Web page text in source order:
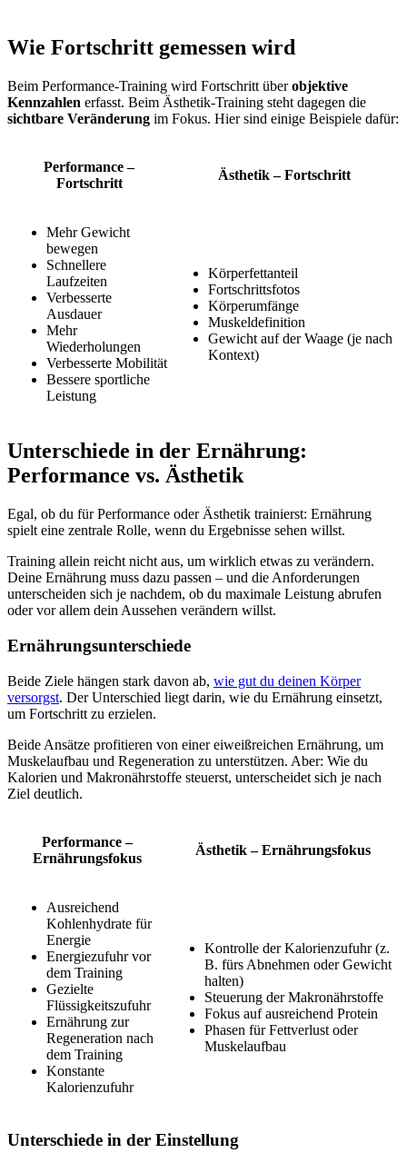
Wie Fortschritt gemessen wird
Beim Performance-Training wird Fortschritt überobjektive
Kennzahlen erfasst. Beim Ästhetik-Training steht dagegen die
sichtbare Veränderung im Fokus. Hier sind einige Beispiele dafür:
Performance –
Fortschritt
Ästhetik – Fortschritt
Mehr Gewicht
bewegen
Schnellere
Laufzeiten
Verbesserte
Ausdauer
Mehr
Wiederholungen
Verbesserte Mobilität
Bessere sportliche
Leistung
Körperfettanteil
Fortschrittsfotos
Körperumfänge
Muskeldefinition
Gewicht auf der Waage (je nach
Kontext)
Unterschiede in der Ernährung:
Performance vs. Ästhetik
Egal, ob du für Performance oder Ästhetik trainierst: Ernährung
spielt eine zentrale Rolle, wenn du Ergebnisse sehen willst.
Training allein reicht nicht aus, um wirklich etwas zu verändern.
Deine Ernährung muss dazu passen – und die Anforderungen
unterscheiden sich je nachdem, ob du maximale Leistung abrufen
oder vor allem dein Aussehen verändern willst.
Ernährungsunterschiede
Beide Ziele hängen stark davon ab, wie gut du deinen Körper
versorgst. Der Unterschied liegt darin, wie du Ernährung einsetzt,
um Fortschritt zu erzielen.
Beide Ansätze profitieren von einer eiweißreichen Ernährung, um
Muskelaufbau und Regeneration zu unterstützen. Aber: Wie du
Kalorien und Makronährstoffe steuerst, unterscheidet sich je nach
Ziel deutlich.
Performance –
Ernährungsfokus
Ästhetik – Ernährungsfokus
Ausreichend
Kohlenhydrate für
Energie
Energiezufuhr vor
dem Training
Gezielte
Flüssigkeitszufuhr
Ernährung zur
Regeneration nach
dem Training
Konstante
Kalorienzufuhr
Kontrolle der Kalorienzufuhr (z.
B. fürs Abnehmen oder Gewicht
halten)
Steuerung der Makronährstoffe
Fokus auf ausreichend Protein
Phasen für Fettverlust oder
Muskelaufbau
Unterschiede in der Einstellung